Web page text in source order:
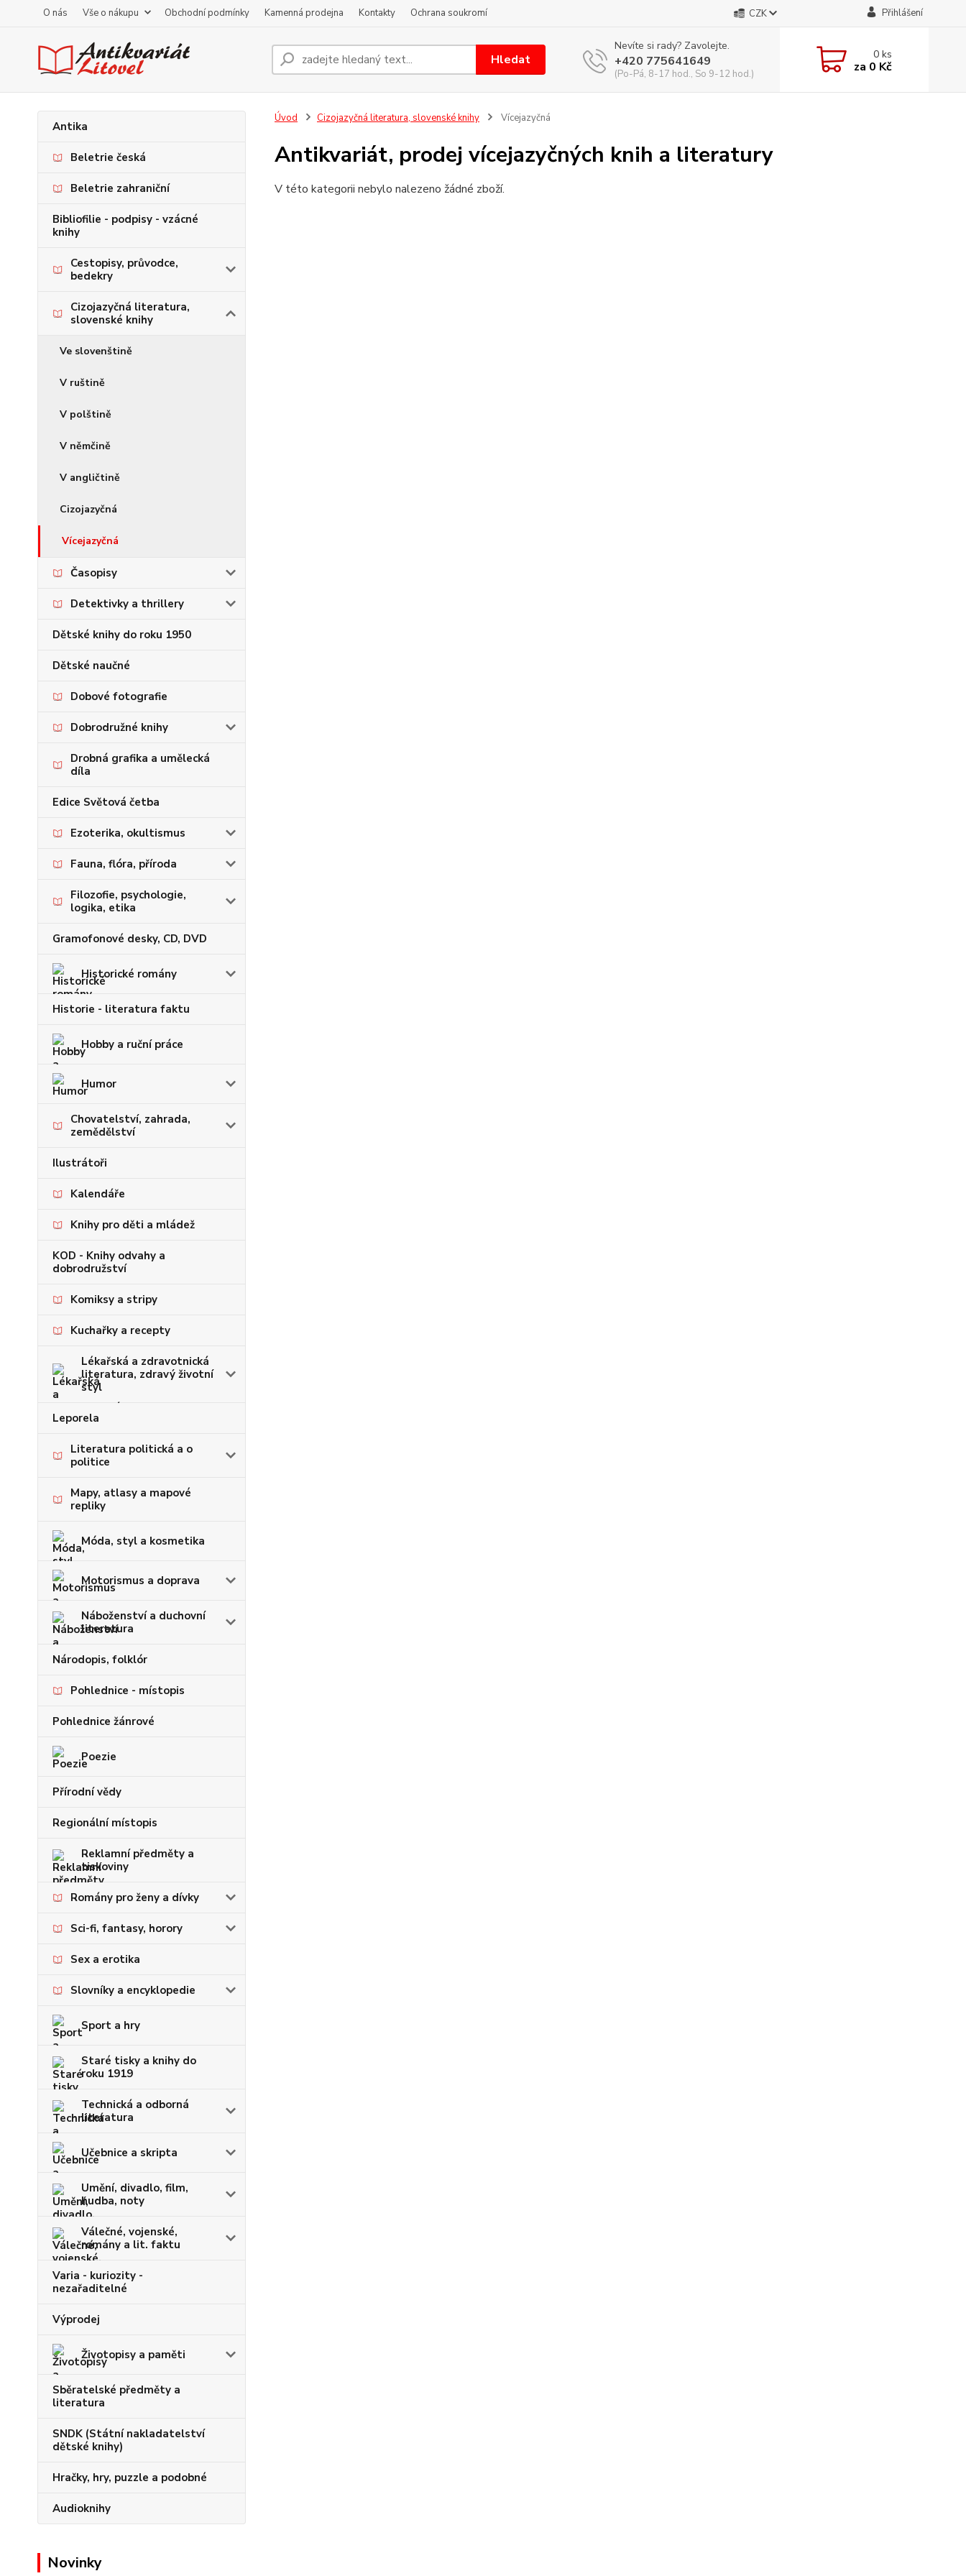
O nás Vše o nákupu Obchodní podmínky Kamenná prodejna Kontakty Ochrana soukromí CZK Přihlášení
Hledat
Nevíte si rady? Zavolejte.
+420 775641649
(Po-Pá, 8-17 hod., So 9-12 hod.)
0ks
za 0 Kč
Antika
Beletrie česká
Beletrie zahraniční
Bibliofilie - podpisy - vzácné
knihy
Cestopisy, průvodce,
bedekry
Cizojazyčná literatura,
slovenské knihy
Ve slovenštině
V ruštině
V polštině
V němčině
V angličtině
Cizojazyčná
Vícejazyčná
Časopisy
Detektivky a thrillery
Dětské knihy do roku 1950
Dětské naučné
Dobové fotografie
Dobrodružné knihy
Drobná grafika a umělecká
díla
Edice Světová četba
Ezoterika, okultismus
Fauna, flóra, příroda
Filozofie, psychologie,
logika, etika
Gramofonové desky, CD, DVD
Historické romány
Historie - literatura faktu
Hobby a ruční práce
Humor
Chovatelství, zahrada,
zemědělství
Ilustrátoři
Kalendáře
Knihy pro děti a mládež
KOD - Knihy odvahy a
dobrodružství
Komiksy a stripy
Kuchařky a recepty
Lékařská a zdravotnická
literatura, zdravý životní
styl
Leporela
Literatura politická a o
politice
Mapy, atlasy a mapové
repliky
Móda, styl a kosmetika
Motorismus a doprava
Náboženství a duchovní
literatura
Národopis, folklór
Pohlednice - místopis
Pohlednice žánrové
Poezie
Přírodní vědy
Regionální místopis
Reklamní předměty a
tiskoviny
Romány pro ženy a dívky
Sci-fi, fantasy, horory
Sex a erotika
Slovníky a encyklopedie
Sport a hry
Staré tisky a knihy do
roku 1919
Technická a odborná
literatura
Učebnice a skripta
Umění, divadlo, film,
hudba, noty
Válečné, vojenské,
romány a lit. faktu
Varia - kuriozity -
nezařaditelné
Výprodej
Životopisy a paměti
Sběratelské předměty a
literatura
SNDK (Státní nakladatelství
dětské knihy)
Hračky, hry, puzzle a podobné
Audioknihy
Novinky
Úvod Cizojazyčná literatura, slovenské knihy Vícejazyčná
Antikvariát, prodej vícejazyčných knih a literatury
V této kategorii nebylo nalezeno žádné zboží.